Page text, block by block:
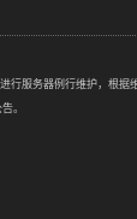
行服务器例行维护，根
。